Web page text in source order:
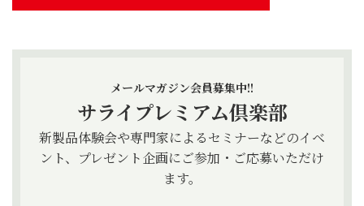
メールマガジン会員募集中!!
サライプレミアム倶楽部
新製品体験会や専門家によるセミナーなどのイベ
ント、プレゼント企画にご参加・ご応募いただけ
ます。